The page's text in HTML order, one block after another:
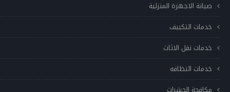
صيانة الاجهزة المنزلية
خدمات التكييف
خدمات نقل الاثاث
خدمات النظافه